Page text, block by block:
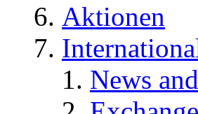
Aktionen
News